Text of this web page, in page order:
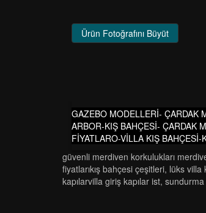
Ürün Fotoğrafını Büyüt
GAZEBO MODELLERİ- ÇARDAK
ARBOR-KIŞ BAHÇESİ- ÇARDAK
FİYATLARO-VİLLA KIŞ
güvenli̇ merdi̇ven korkuluklari
fi̇yatlarikiş bahçesi̇ çeşi̇tleri̇, lüks villa
kapilarvi̇lla gi̇ri̇ş kapilar ist,